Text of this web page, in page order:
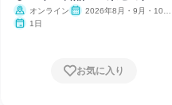
オンライン
2026年8月・9月・10
1日
お気に入り